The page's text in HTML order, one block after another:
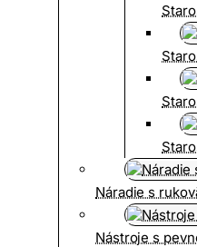
Náradie s
Nástroje s